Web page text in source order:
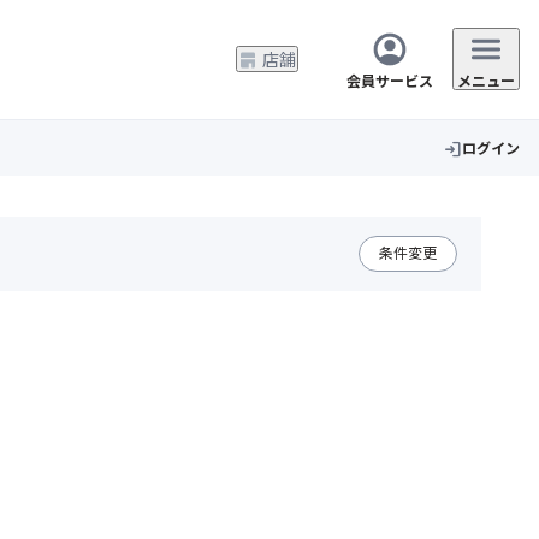
店舗
会員サービス メニュー
loginログイン
条件変更